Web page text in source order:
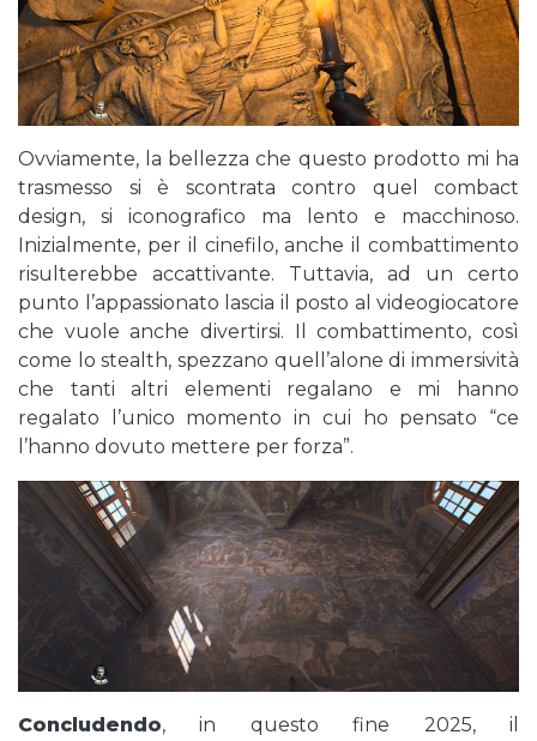
Ovviamente, la bellezza che questo prodotto mi ha
trasmesso si è scontrata contro quel combact
design, si iconografico ma lento e macchinoso.
Inizialmente, per il cinefilo, anche il combattimento
risulterebbe accattivante. Tuttavia, ad un certo
punto l’appassionato lascia il posto al videogiocatore
che vuole anche divertirsi. Il combattimento, così
come lo stealth, spezzano quell’alone di immersività
che tanti altri elementi regalano e mi hanno
regalato l’unico momento in cui ho pensato “ce
l’hanno dovuto mettere per forza”.
Concludendo, in questo fine 2025, il